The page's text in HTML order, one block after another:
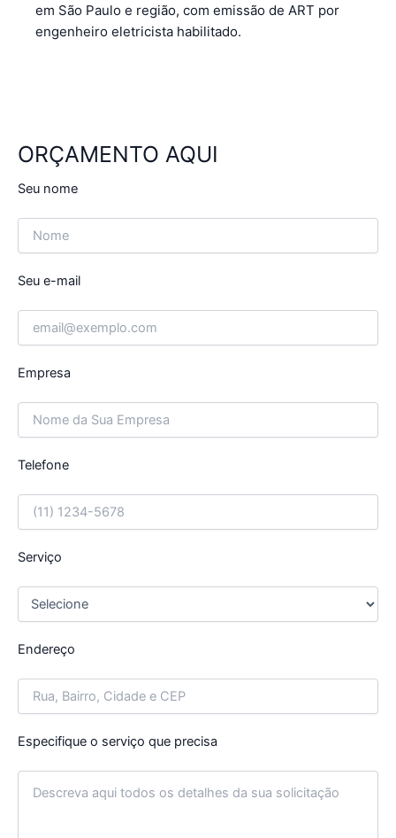
em São Paulo e região, com emissão de ART por
engenheiro eletricista habilitado.
ORÇAMENTO AQUI
Seu nome
Seu e-mail
Empresa
Telefone
Serviço
Endereço
Especifique o serviço que precisa